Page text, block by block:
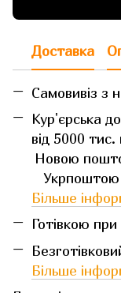
Доставка
Самовивіз з
Кур'єрська
від 5000 тис.
Новою
Укрпоштою
Більше
Готівкою
Більше